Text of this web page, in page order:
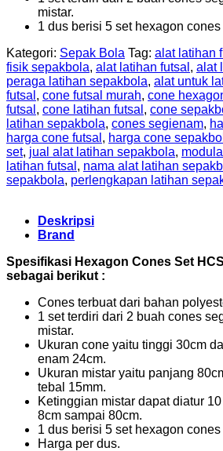
mistar.
1 dus berisi 5 set hexagon cones
Kategori: Sepak Bola Tag: alat latihan
fisik sepakbola, alat latihan futsal , alat
peraga latihan sepakbola, alat untuk
futsal , cone futsal murah, cone
futsal , cone latihan futsal , cone
latihan sepakbola, cones segienam,
harga cone futsal , harga cone
set, jual alat latihan sepakbola,
latihan futsal , nama alat latihan
sepakbola, perlengkapan latihan
Deskripsi
Brand
Spesifikasi Hexagon Cones Set
sebagai berikut :
Cones terbuat dari bahan
1 set terdiri dari 2 buah cones
mistar.
Ukuran cone yaitu tinggi 30cm
enam 24cm.
Ukuran mistar yaitu panjang
tebal 15mm.
Ketinggian mistar dapat diatur
8cm sampai 80cm.
1 dus berisi 5 set hexagon cones
Harga per dus.